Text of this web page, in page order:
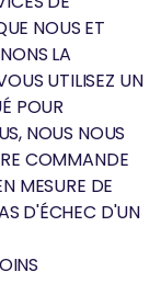
NOUS ET
LA
UTILISEZ UN
POUR
NOUS NOUS
COMMANDE
MESURE DE
D'ÉCHEC D'UN